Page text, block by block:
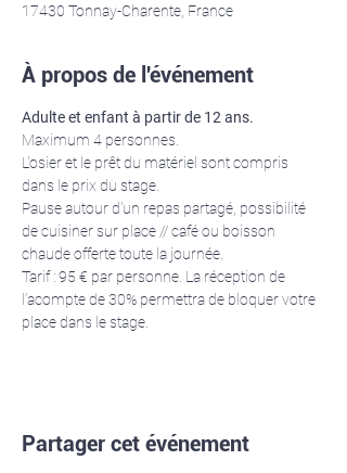
17430 Tonnay-Charente, France
À propos de l'événement
Adulte et enfant à partir de 12 ans.
Maximum 4 personnes.
L'osier et le prêt du matériel sont compris
dans le prix du stage.
Pause autour d'un repas partagé, possibilité
de cuisiner sur place // café ou boisson
chaude offerte toute la journée.
Tarif : 95 € par personne. La réception de
l’acompte de 30% permettra de bloquer votre
place dans le stage.
Partager cet événement